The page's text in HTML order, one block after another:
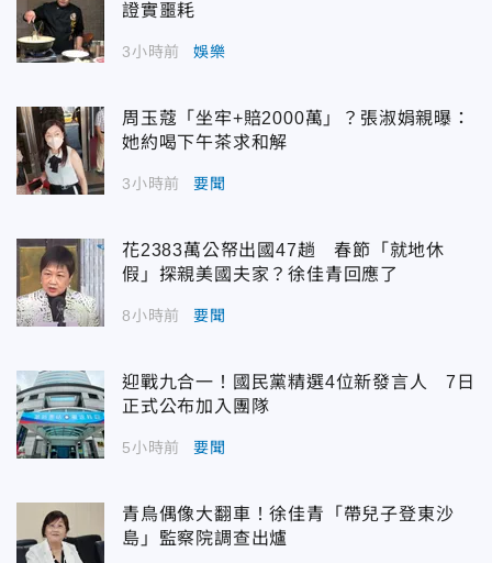
證實噩耗
3小時前 娛樂
周玉蔻「坐牢+賠2000萬」？張淑娟親曝：
她約喝下午茶求和解
3小時前 要聞
花2383萬公帑出國47趟 春節「就地休
假」探親美國夫家？徐佳青回應了
8小時前 要聞
迎戰九合一！國民黨精選4位新發言人 7日
正式公布加入團隊
5小時前 要聞
青鳥偶像大翻車！徐佳青「帶兒子登東沙
島」監察院調查出爐